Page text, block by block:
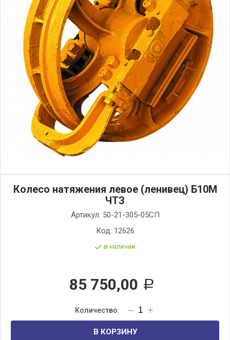
Колесо натяжения левое (ленивец) Б10М
ЧТЗ
Артикул: 50-21-305-05СП
Код: 12626
в наличии
85 750,00 Р
В КОРЗИНУ